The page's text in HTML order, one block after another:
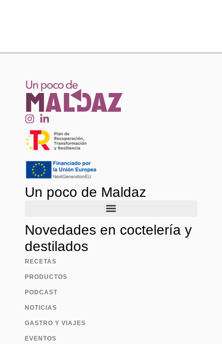
Un poco de Maldaz
Novedades en coctelería y
destilados
RECETAS
PRODUCTOS
PODCAST
NOTICIAS
GASTRO Y VIAJES
EVENTOS